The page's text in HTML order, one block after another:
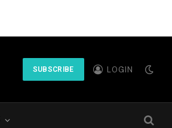
SUBSCRIBE LOGIN